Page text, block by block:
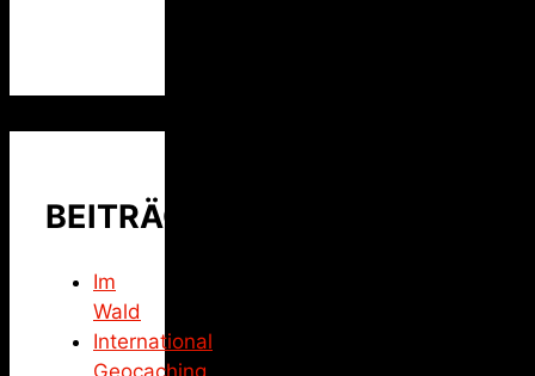
BEITRÄGE
Im
Wald
International